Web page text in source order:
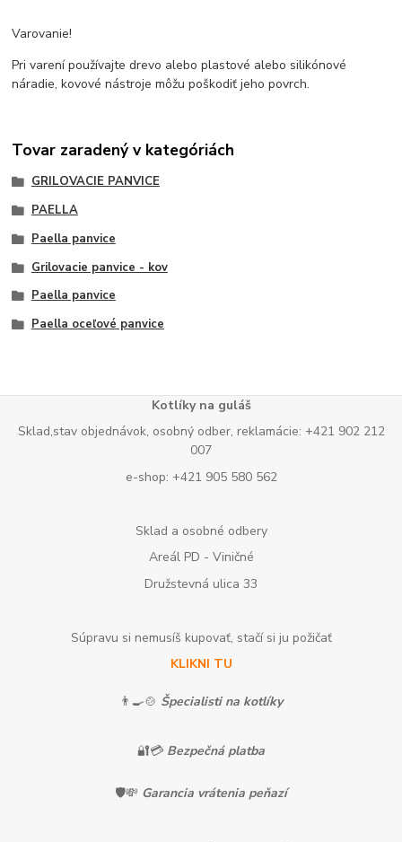
Varovanie!
Pri varení používajte drevo alebo plastové alebo silikónové
náradie, kovové nástroje môžu poškodiť jeho povrch.
Tovar zaradený v kategóriách
GRILOVACIE PANVICE
PAELLA
Paella panvice
Grilovacie panvice - kov
Paella panvice
Paella oceľové panvice
Kotlíky na guláš
Sklad,stav objednávok, osobný odber, reklamácie: +421 902 212
007
e-shop: +421 905 580 562
Sklad a osobné odbery
Areál PD - Viničné
Družstevná ulica 33
Súpravu si nemusíš kupovať, stačí si ju požičať
KLIKNI TU
👨‍🍳🍲 Špecialisti na kotlíky
🔐💳 Bezpečná platba
🛡️💸 Garancia vrátenia peňazí